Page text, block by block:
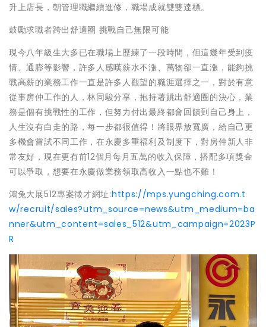
升上店長，朝管理職繼續進修，職場成就雙雙達標。
鼓勵求職者跨出舒適圈 挑戰自己無限可能
現今八年級生大多已在職場上歷練了一段時間，但這幾年受到疫
情、通膨等影響，許多人感嘆薪水不漲、萬物卻一直漲，能夠挑
戰高薪的業務工作一直是許多人觀望的職涯選擇之一，對於有意
從事房仲工作的人，林同駿分享，抱持著跳出舒適圈的決心，業
務是個有挑戰性的工作，但努力付出最終都會回饋到自己身上，
人生沒有白走的路，每一步都很值得！將眼界放寬廣，給自己更
多機會嘗試不同工作，在永慶多重福利及制度下，對房仲新人非
常友好，現在更有前12個月每月五萬的收入保障，搭配多項獎金
可以爭取，想要在永慶做業務領取高收入一點也不難！
鴻兔大展512專案徵才網址:https://mps.yungching.com.t
w/recruit/sales?utm_source=news&utm_medium=ba
nner&utm_content=sales_512&utm_campaign=2023P
R